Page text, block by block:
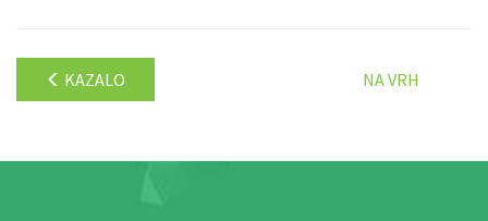
KAZALO NA VRH